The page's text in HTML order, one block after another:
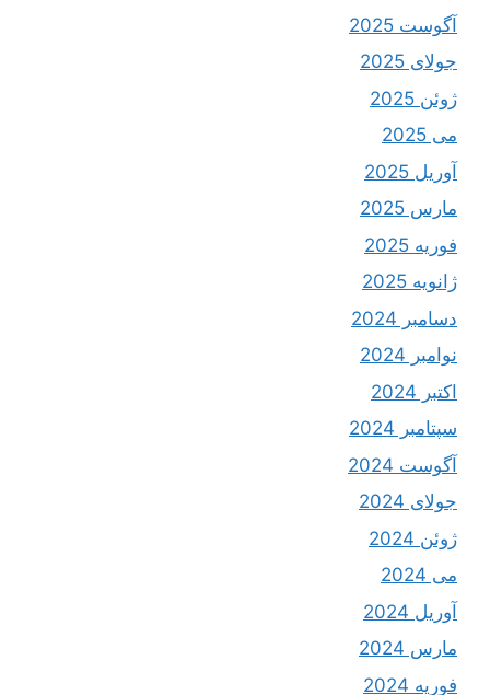
آگوست 2025
جولای 2025
ژوئن 2025
می 2025
آوریل 2025
مارس 2025
فوریه 2025
ژانویه 2025
دسامبر 2024
نوامبر 2024
اکتبر 2024
سپتامبر 2024
آگوست 2024
جولای 2024
ژوئن 2024
می 2024
آوریل 2024
مارس 2024
فوریه 2024